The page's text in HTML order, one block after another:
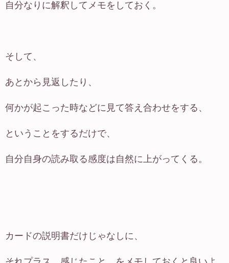
自分なりに解釈してメモをしておく。
そして、
あとから見返したり、
何かが起こった時などに見て答え合わせをする、
ということをするだけで、
自分自身の読み取る感度は自然に上がってくる。
カードの説明書だけじゃなしに、